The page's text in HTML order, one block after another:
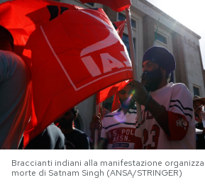
PODCAST
NEWSLETTER
I MIEI PREFERITI
Braccianti indiani alla manifestazione
morte di Satnam Singh (ANSA/STRINGER)